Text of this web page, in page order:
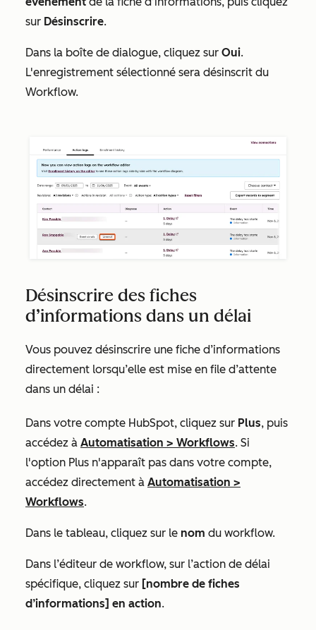
sur Désinscrire.
Dans la boîte de dialogue, cliquez sur Oui.
L'enregistrement sélectionné sera désinscrit du
Workflow.
Désinscrire des fiches
d’informations dans un délai
Vous pouvez désinscrire une fiche d’informations
directement lorsqu’elle est mise en file d’attente
dans un délai :
Dans votre compte HubSpot, cliquez sur Plus, puis
accédez à Automatisation > Workflows. Si
l'option Plus n'apparaît pas dans votre compte,
accédez directement à Automatisation >
Workflows.
Dans le tableau, cliquez sur le nom du workflow.
Dans l’éditeur de workflow, sur l’action de délai
spécifique, cliquez sur [nombre de fiches
d’informations] en action.